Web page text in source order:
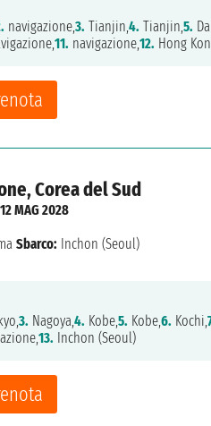
navigazione,3. Tianjin,4. Tianjin,5.
11. navigazione,12. Hong
Corea del Sud
12 MAG 2028
Sbarco: Inchon (Seoul)
3. Nagoya,4. Kobe,5. Kobe,6. Kochi,
13. Inchon (Seoul)